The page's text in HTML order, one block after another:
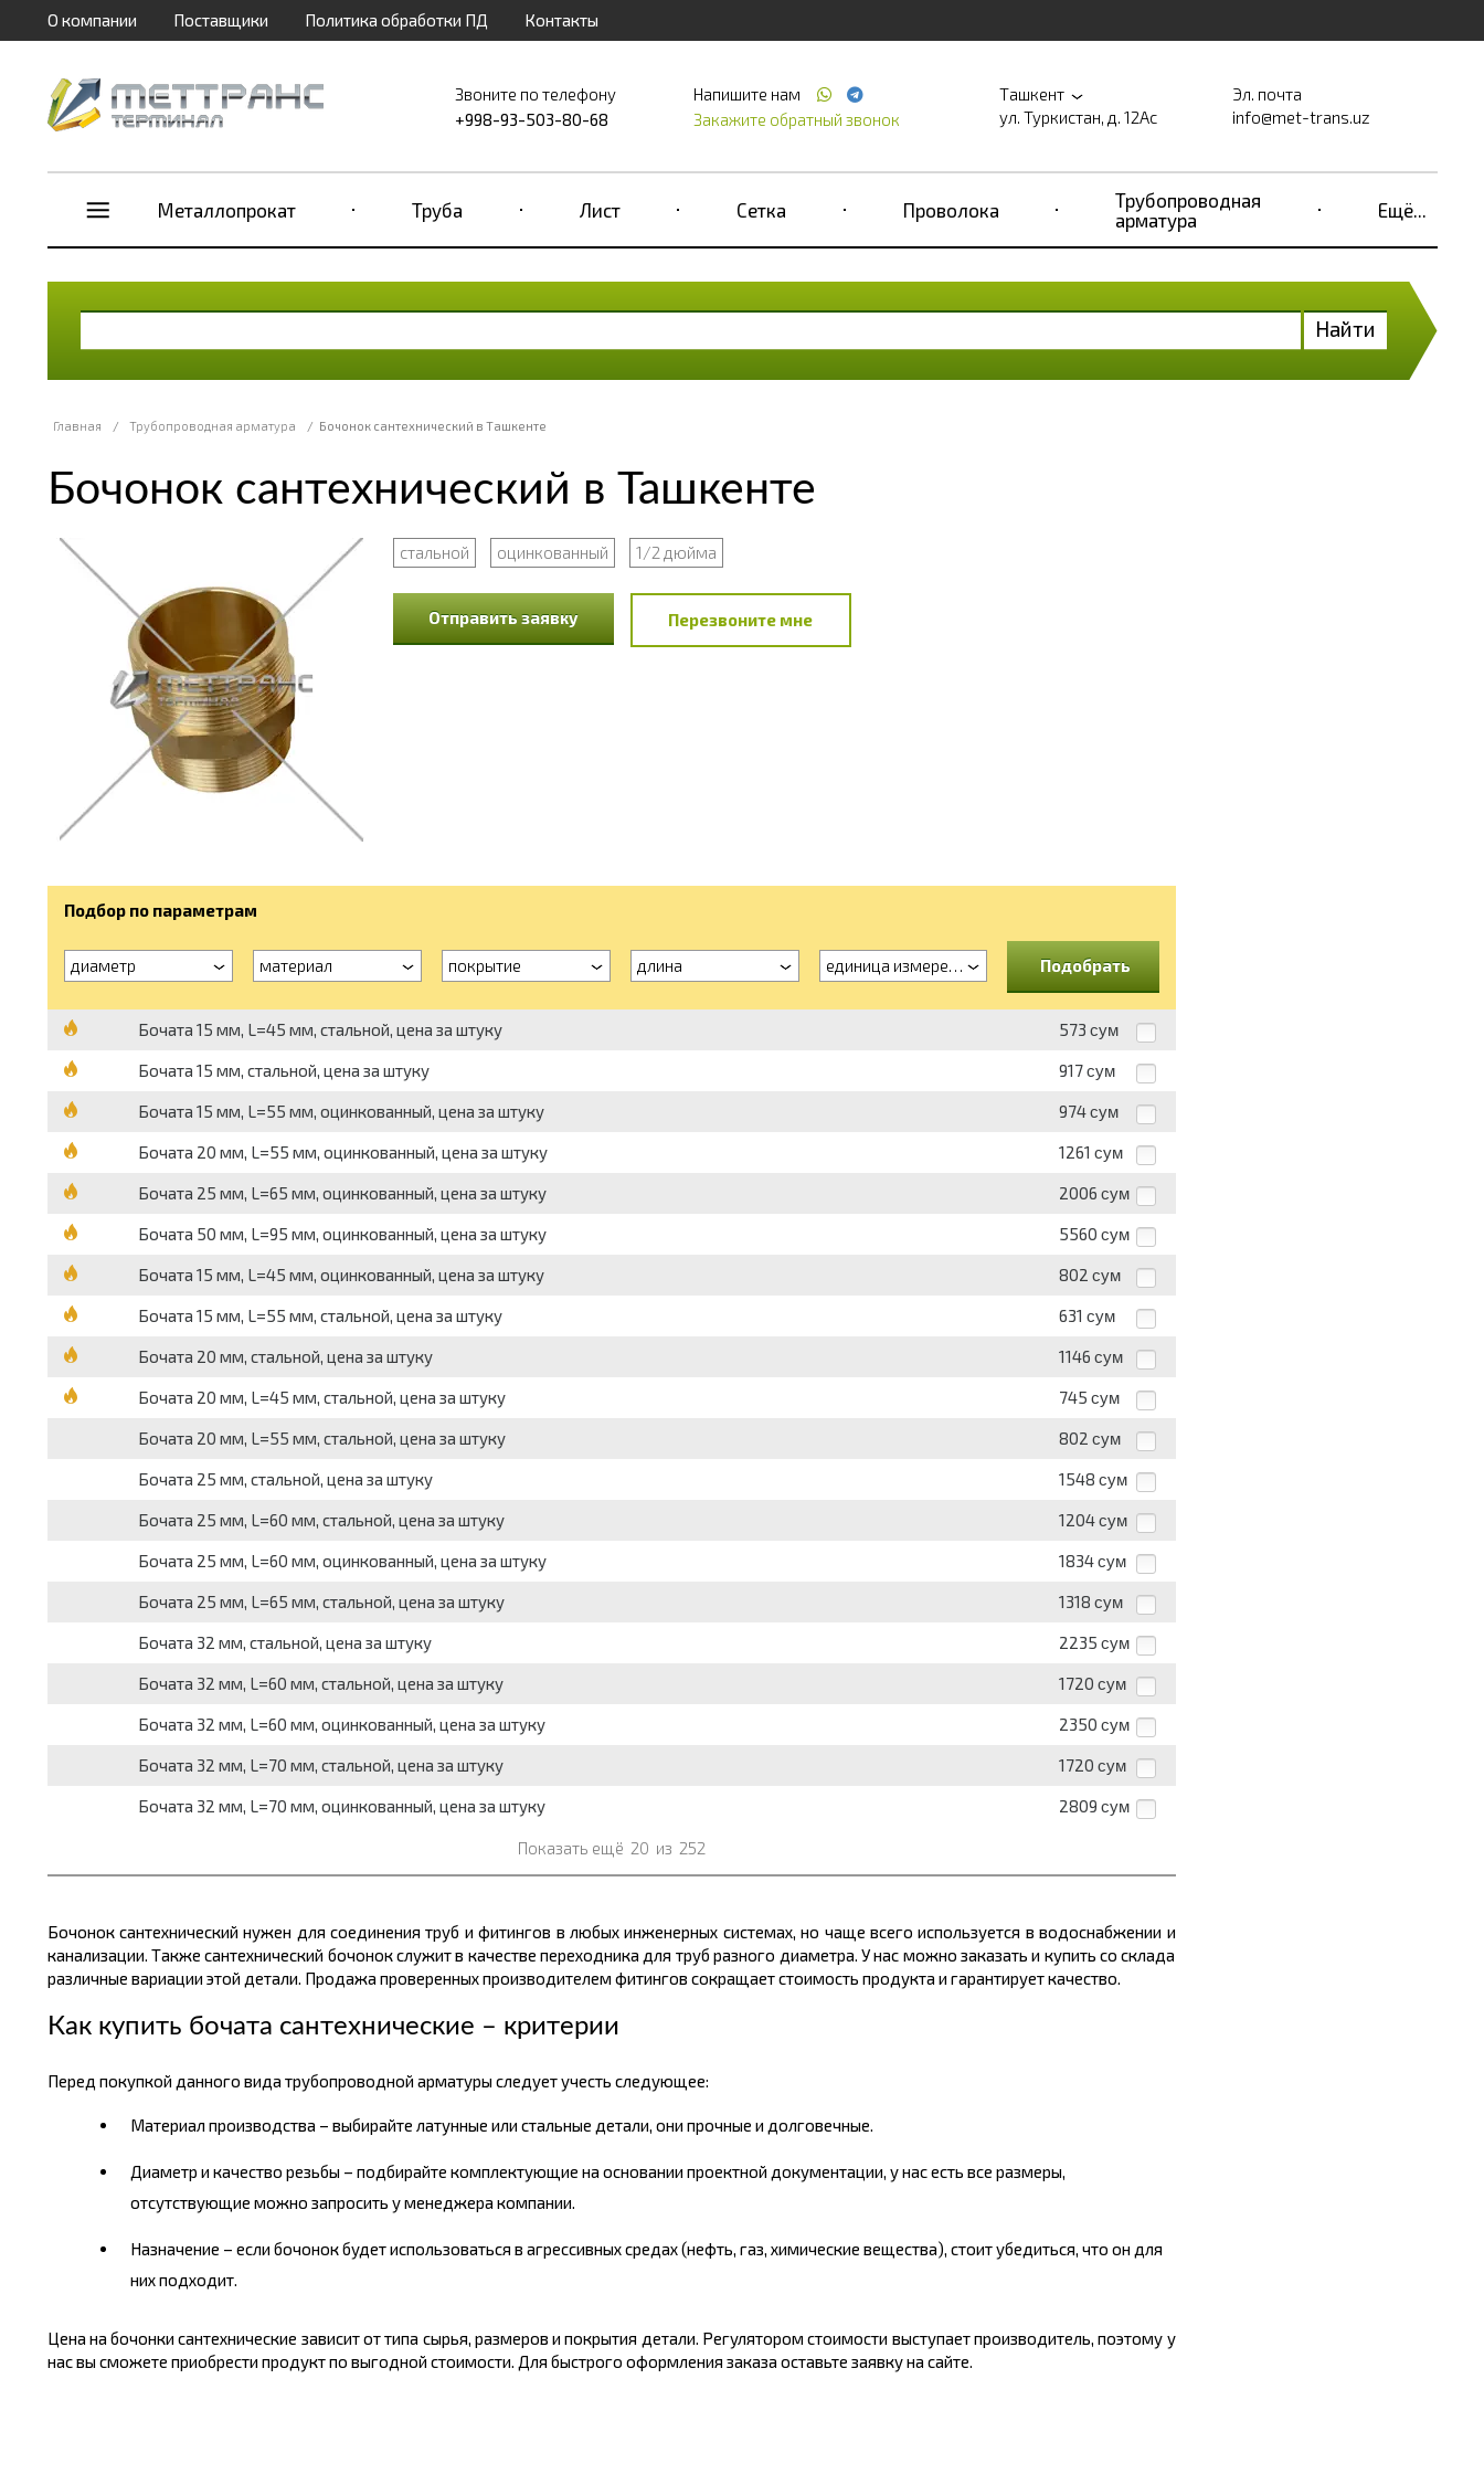
О компании Поставщики Политика обработки ПД Контакты
Звоните по телефону
+998-93-503-80-68
Напишите нам
Закажите обратный звонок
Ташкент
ул. Туркистан, д. 12Ас
Эл. почта
info@met-trans.uz
Металлопрокат Труба Лист Сетка Проволока
Трубопроводная
арматура
Ещё...
Найти
Главная / Трубопроводная арматура / Бочонок сантехнический в Ташкенте
Бочонок сантехнический в Ташкенте
стальной оцинкованный 1/2 дюйма
Отправить заявку Перезвоните мне
Подбор по параметрам
диаметр материал покрытие длина единица измерения Подобрать
Бочата 15 мм, L=45 мм, стальной, цена за штуку 573 сум
Бочата 15 мм, стальной, цена за штуку 917 сум
Бочата 15 мм, L=55 мм, оцинкованный, цена за штуку 974 сум
Бочата 20 мм, L=55 мм, оцинкованный, цена за штуку 1261 сум
Бочата 25 мм, L=65 мм, оцинкованный, цена за штуку 2006 сум
Бочата 50 мм, L=95 мм, оцинкованный, цена за штуку 5560 сум
Бочата 15 мм, L=45 мм, оцинкованный, цена за штуку 802 сум
Бочата 15 мм, L=55 мм, стальной, цена за штуку 631 сум
Бочата 20 мм, стальной, цена за штуку 1146 сум
Бочата 20 мм, L=45 мм, стальной, цена за штуку 745 сум
Бочата 20 мм, L=55 мм, стальной, цена за штуку 802 сум
Бочата 25 мм, стальной, цена за штуку 1548 сум
Бочата 25 мм, L=60 мм, стальной, цена за штуку 1204 сум
Бочата 25 мм, L=60 мм, оцинкованный, цена за штуку 1834 сум
Бочата 25 мм, L=65 мм, стальной, цена за штуку 1318 сум
Бочата 32 мм, стальной, цена за штуку 2235 сум
Бочата 32 мм, L=60 мм, стальной, цена за штуку 1720 сум
Бочата 32 мм, L=60 мм, оцинкованный, цена за штуку 2350 сум
Бочата 32 мм, L=70 мм, стальной, цена за штуку 1720 сум
Бочата 32 мм, L=70 мм, оцинкованный, цена за штуку 2809 сум
Показать ещё 20 из 252
Бочонок сантехнический нужен для соединения труб и фитингов в любых инженерных системах, но чаще всего используется в водоснабжении и
канализации. Также сантехнический бочонок служит в качестве переходника для труб разного диаметра. У нас можно заказать и купить со склада
различные вариации этой детали. Продажа проверенных производителем фитингов сокращает стоимость продукта и гарантирует качество.
Как купить бочата сантехнические – критерии
Перед покупкой данного вида трубопроводной арматуры следует учесть следующее:
Материал производства – выбирайте латунные или стальные детали, они прочные и долговечные.
Диаметр и качество резьбы – подбирайте комплектующие на основании проектной документации, у нас есть все размеры,
отсутствующие можно запросить у менеджера компании.
Назначение – если бочонок будет использоваться в агрессивных средах (нефть, газ, химические вещества), стоит убедиться, что он для
них подходит.
Цена на бочонки сантехнические зависит от типа сырья, размеров и покрытия детали. Регулятором стоимости выступает производитель, поэтому у
нас вы сможете приобрести продукт по выгодной стоимости. Для быстрого оформления заказа оставьте заявку на сайте.